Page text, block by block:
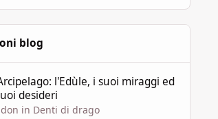
blog
l'Edùle, i suoi miraggi ed
desideri
in Denti di drago